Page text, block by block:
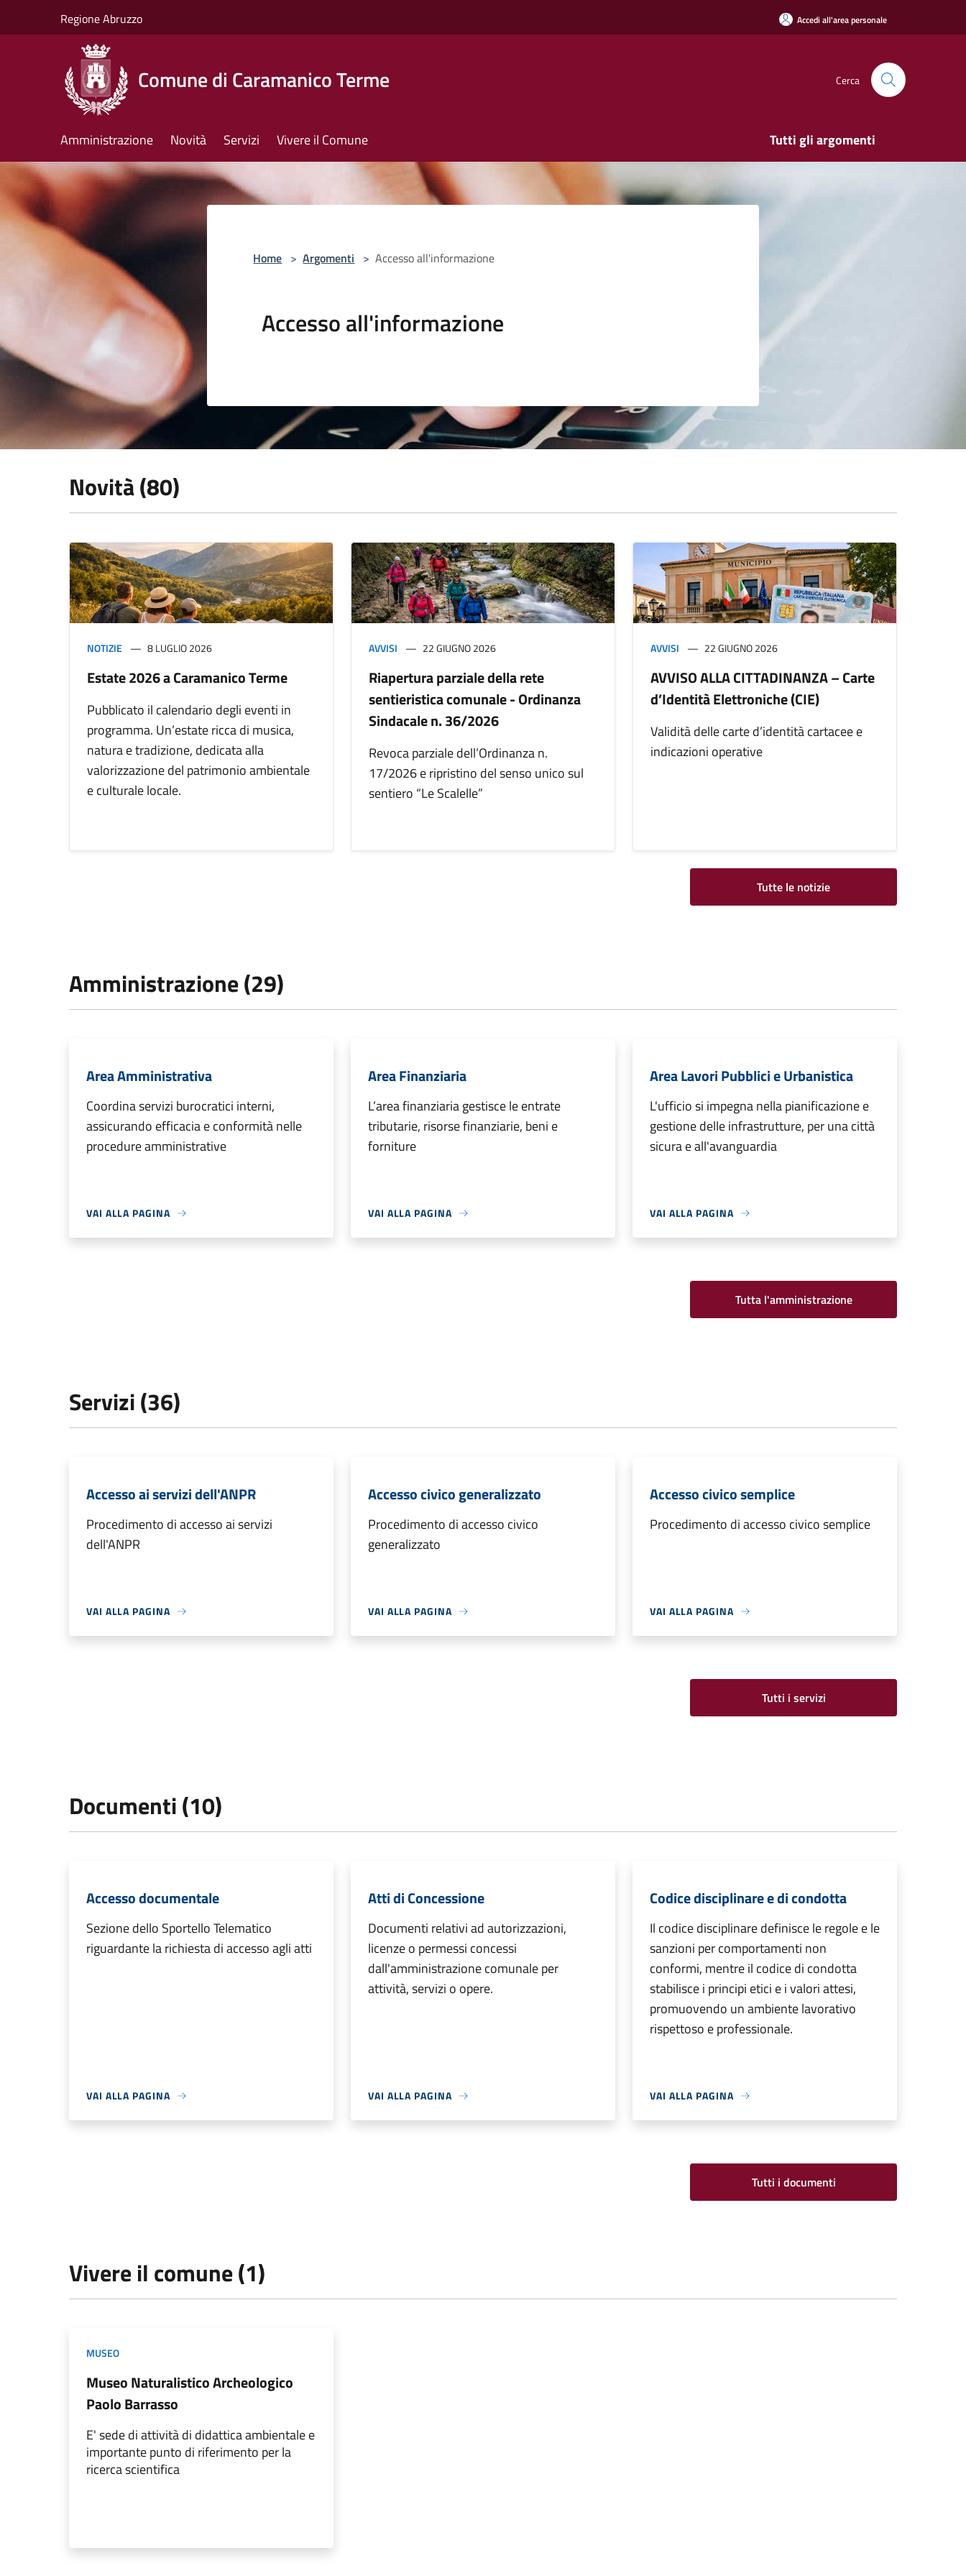
Regione Abruzzo Accedi all'area personale
Comune di Caramanico Terme Cerca
Amministrazione Novità Servizi Vivere il Comune Tutti gli argomenti
Home > Argomenti > Accesso all'informazione
Accesso all'informazione
Novità (80)
NOTIZIE 8 LUGLIO 2026
Estate 2026 a Caramanico Terme
Pubblicato il calendario degli eventi in
programma. Un’estate ricca di musica,
natura e tradizione, dedicata alla
valorizzazione del patrimonio ambientale
e culturale locale.
AVVISI 22 GIUGNO 2026
Riapertura parziale della rete
sentieristica comunale - Ordinanza
Sindacale n. 36/2026
Revoca parziale dell’Ordinanza n.
17/2026 e ripristino del senso unico sul
sentiero “Le Scalelle”
AVVISI 22 GIUGNO 2026
AVVISO ALLA CITTADINANZA – Carte
d’Identità Elettroniche (CIE)
Validità delle carte d’identità cartacee e
indicazioni operative
Tutte le notizie
Amministrazione (29)
Area Amministrativa
Coordina servizi burocratici interni,
assicurando efficacia e conformità nelle
procedure amministrative
VAI ALLA PAGINA
Area Finanziaria
L’area finanziaria gestisce le entrate
tributarie, risorse finanziarie, beni e
forniture
VAI ALLA PAGINA
Area Lavori Pubblici e Urbanistica
L'ufficio si impegna nella pianificazione e
gestione delle infrastrutture, per una città
sicura e all'avanguardia
VAI ALLA PAGINA
Tutta l'amministrazione
Servizi (36)
Accesso ai servizi dell'ANPR
Procedimento di accesso ai servizi
dell'ANPR
VAI ALLA PAGINA
Accesso civico generalizzato
Procedimento di accesso civico
generalizzato
VAI ALLA PAGINA
Accesso civico semplice
Procedimento di accesso civico semplice
VAI ALLA PAGINA
Tutti i servizi
Documenti (10)
Accesso documentale
Sezione dello Sportello Telematico
riguardante la richiesta di accesso agli atti
VAI ALLA PAGINA
Atti di Concessione
Documenti relativi ad autorizzazioni,
licenze o permessi concessi
dall'amministrazione comunale per
attività, servizi o opere.
VAI ALLA PAGINA
Codice disciplinare e di condotta
Il codice disciplinare definisce le regole e le
sanzioni per comportamenti non
conformi, mentre il codice di condotta
stabilisce i principi etici e i valori attesi,
promuovendo un ambiente lavorativo
rispettoso e professionale.
VAI ALLA PAGINA
Tutti i documenti
Vivere il comune (1)
MUSEO
Museo Naturalistico Archeologico
Paolo Barrasso
E' sede di attività di didattica ambientale e
importante punto di riferimento per la
ricerca scientifica